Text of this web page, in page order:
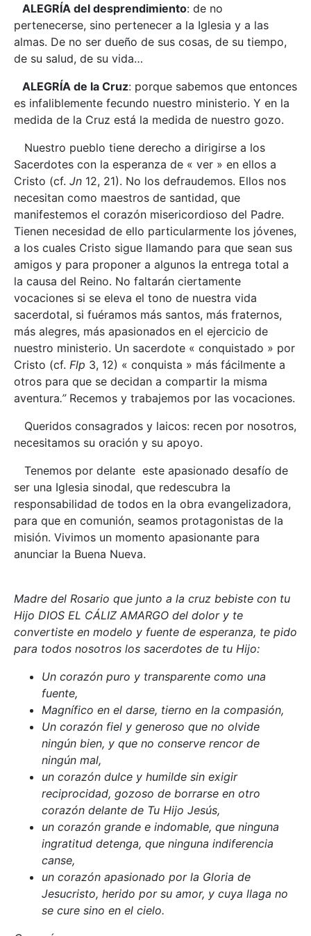
ALEGRÍA del desprendimiento: de no
pertenecerse, sino pertenecer a la Iglesia y a las
almas. De no ser dueño de sus cosas, de su tiempo,
de su salud, de su vida…
ALEGRÍA de la Cruz: porque sabemos que entonces
es infaliblemente fecundo nuestro ministerio. Y en la
medida de la Cruz está la medida de nuestro gozo.
Nuestro pueblo tiene derecho a dirigirse a los
Sacerdotes con la esperanza de « ver » en ellos a
Cristo (cf. Jn 12, 21). No los defraudemos. Ellos nos
necesitan como maestros de santidad, que
manifestemos el corazón misericordioso del Padre.
Tienen necesidad de ello particularmente los jóvenes,
a los cuales Cristo sigue llamando para que sean sus
amigos y para proponer a algunos la entrega total a
la causa del Reino. No faltarán ciertamente
vocaciones si se eleva el tono de nuestra vida
sacerdotal, si fuéramos más santos, más fraternos,
más alegres, más apasionados en el ejercicio de
nuestro ministerio. Un sacerdote « conquistado » por
Cristo (cf. Flp 3, 12) « conquista » más fácilmente a
otros para que se decidan a compartir la misma
aventura.” Recemos y trabajemos por las vocaciones.
Queridos consagrados y laicos: recen por nosotros,
necesitamos su oración y su apoyo.
Tenemos por delante este apasionado desafío de
ser una Iglesia sinodal, que redescubra la
responsabilidad de todos en la obra evangelizadora,
para que en comunión, seamos protagonistas de la
misión. Vivimos un momento apasionante para
anunciar la Buena Nueva.
Madre del Rosario que junto a la cruz bebiste con tu
Hijo DIOS EL CÁLIZ AMARGO del dolor y te
convertiste en modelo y fuente de esperanza, te pido
para todos nosotros los sacerdotes de tu Hijo:
Un corazón puro y transparente como una
fuente,
Magnífico en el darse, tierno en la compasión,
Un corazón fiel y generoso que no olvide
ningún bien, y que no conserve rencor de
ningún mal,
un corazón dulce y humilde sin exigir
reciprocidad, gozoso de borrarse en otro
corazón delante de Tu Hijo Jesús,
un corazón grande e indomable, que ninguna
ingratitud detenga, que ninguna indiferencia
canse,
un corazón apasionado por la Gloria de
Jesucristo, herido por su amor, y cuya llaga no
se cure sino en el cielo.